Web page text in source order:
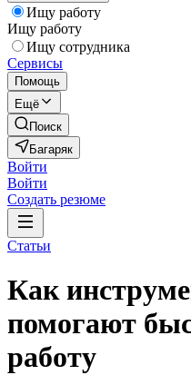
Ищу работу
Ищу работу
Ищу сотрудника
Сервисы
Помощь
Ещё
Поиск
Багаряк
Войти
Войти
Создать резюме
Статьи
Как
помогают
работу